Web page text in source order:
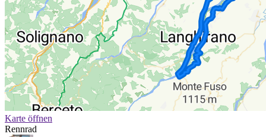
Karte öffnen
Rennrad